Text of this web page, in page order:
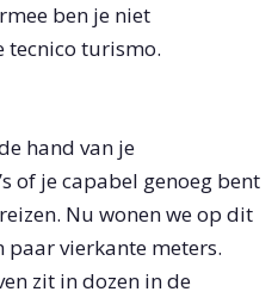
ben je niet
tecnico turismo.
hand van je
of je capabel genoeg bent
Nu wonen we op dit
vierkante meters.
zit in dozen in de